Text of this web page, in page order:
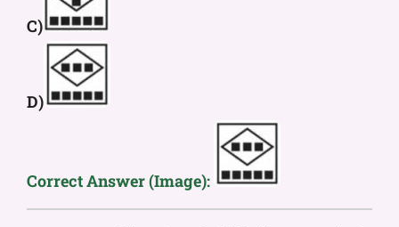
C)
D)
Correct Answer (Image):